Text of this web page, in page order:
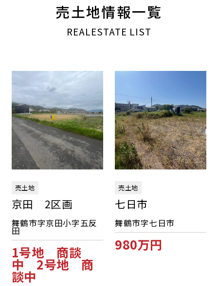
売土地情報一覧
REALESTATE LIST
売土地
京田 2区画
舞鶴市字京田小字五反
田
1号地 商談
中 2号地 商
談中
売土地
七日市
舞鶴市字七日市
980万円